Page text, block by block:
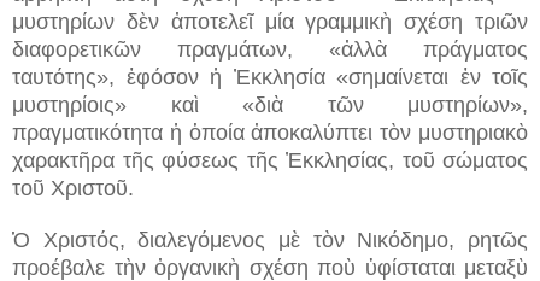
μυστηρίων δὲν ἀποτελεῖ μία γραμμικὴ σχέση τριῶν
διαφορετικῶν πραγμάτων, «ἀλλὰ πράγματος
ταυτότης», ἐφόσον ἡ Ἐκκλησία «σημαίνεται ἐν τοῖς
μυστηρίοις» καὶ «διὰ τῶν μυστηρίων»,
πραγματικότητα ἡ ὁποία ἀποκαλύπτει τὸν μυστηριακὸ
χαρακτῆρα τῆς φύσεως τῆς Ἐκκλησίας, τοῦ σώματος
τοῦ Χριστοῦ.
Ὁ Χριστός, διαλεγόμενος μὲ τὸν Νικόδημο, ρητῶς
προέβαλε τὴν ὀργανικὴ σχέση ποὺ ὑφίσταται μεταξὺ